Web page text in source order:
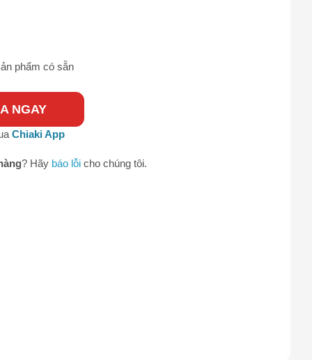
phẩm có sẵn
NGAY
Chiaki App
? Hãy báo lỗi cho chúng tôi.